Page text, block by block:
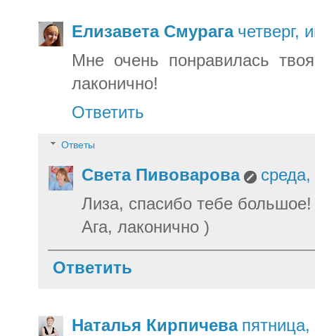
Елизавета Смурага четверг,
Мне очень понравилась
лаконично!
Ответить
Ответы
Света Пивоварова
Лиза, спасибо тебе большое!
Ага, лаконично )
Ответить
Наталья Кирпичева